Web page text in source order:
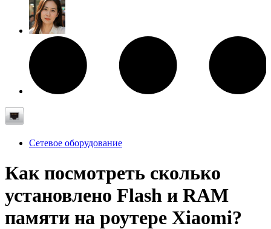
Сетевое оборудование
Как посмотреть сколько
установлено Flash и RAM
памяти на роутере Xiaomi?